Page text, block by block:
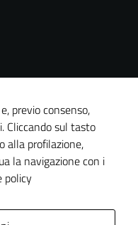
previo consenso,
Cliccando sul tasto
alla profilazione,
la navigazione con i
policy